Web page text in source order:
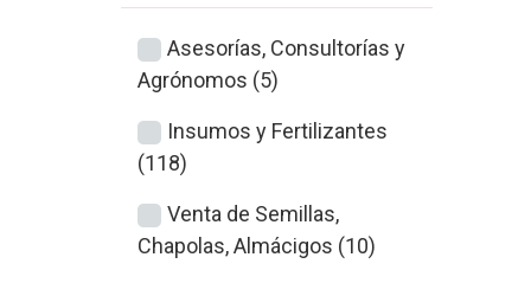
Asesorías, Consultorías y
Agrónomos (5)
Insumos y Fertilizantes
(118)
Venta de Semillas,
Chapolas, Almácigos (10)